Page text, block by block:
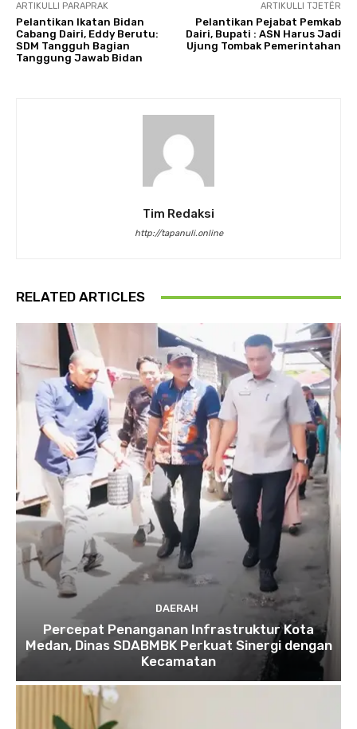
ARTIKULLI PARAPRAK
Pelantikan Ikatan Bidan
Cabang Dairi, Eddy Berutu:
SDM Tangguh Bagian
Tanggung Jawab Bidan
ARTIKULLI TJETËR
Pelantikan Pejabat Pemkab
Dairi, Bupati : ASN Harus Jadi
Ujung Tombak Pemerintahan
Tim Redaksi
http://tapanuli.online
RELATED ARTICLES
DAERAH
Percepat Penanganan Infrastruktur Kota
Medan, Dinas SDABMBK Perkuat Sinergi dengan
Kecamatan